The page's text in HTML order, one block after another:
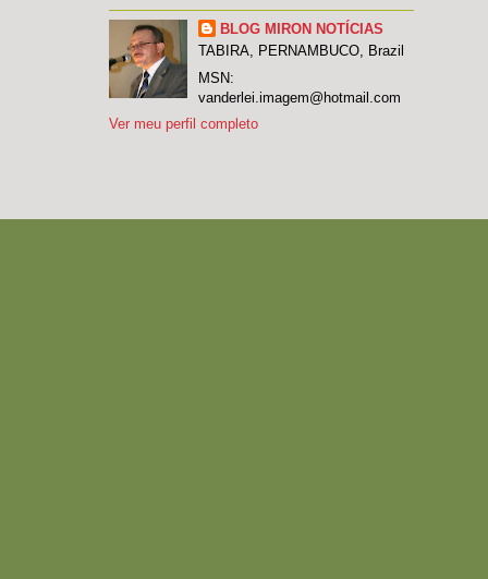
BLOG MIRON NOTÍCIAS
TABIRA, PERNAMBUCO, Brazil
MSN:
vanderlei.imagem@hotmail.com
Ver meu perfil completo